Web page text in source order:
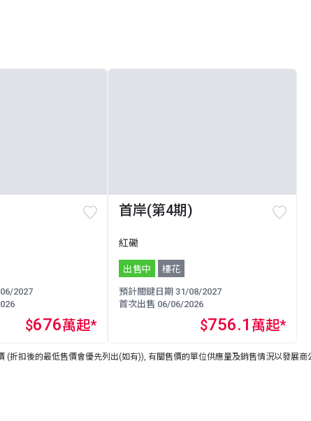
2027
$676萬起*
首岸(第4期)
紅磡
出售中 樓花
預計關鍵日期 31/08/2027
首次出售 06/06/2026
$756.1萬起*
折扣後的最低售價會優先列出(如有)), 有關售價的單位供應量及銷售情況以發展商